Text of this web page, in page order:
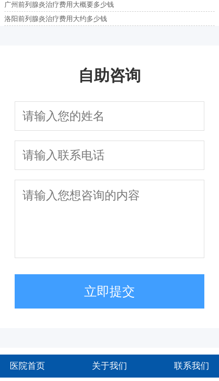
广州前列腺炎治疗费用大概要多少钱
洛阳前列腺炎治疗费用大约多少钱
自助咨询
立即提交
医院首页 关于我们 联系我们